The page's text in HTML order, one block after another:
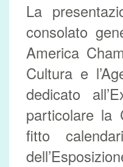
La
consolato
America
Cultura e
dedicato
particolare la
fitto